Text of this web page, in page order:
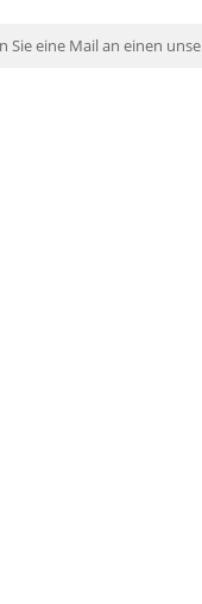
Sie eine Mail an einen